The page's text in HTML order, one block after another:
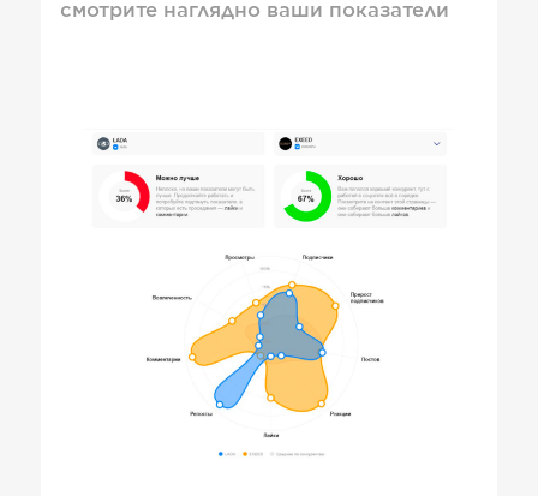
смотрите наглядно ваши показатели